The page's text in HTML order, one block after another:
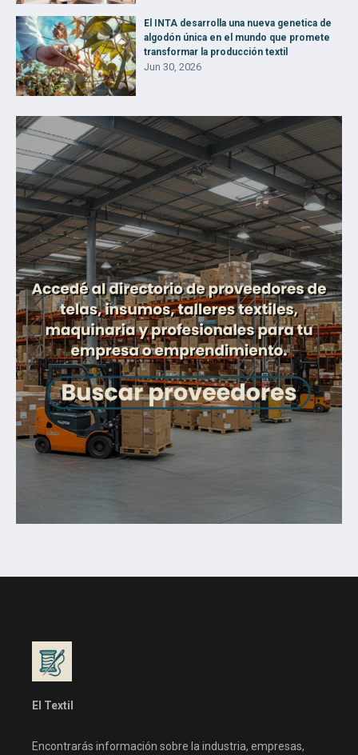
El INTA desarrolla una nueva genetica de
algodón única en el mundo que promete
transformar la producción textil
Jun 30, 2026
El Textil
Encontrarás información sobre la industria, empresas,